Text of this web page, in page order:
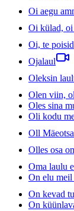
Oi aegu
Oi külad,
Oi, te poisid
Ojalaul
Oleksin
Olen viin,
Oles sina
Oli kodu
Oll
Olles osa
Oma laulu
On elu
On kevad
On